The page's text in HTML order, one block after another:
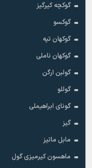
گوکچه کیرگیز
گوکسو
گوکهان تپه
گوکهان ناملی
گولبن ارگن
گوللو
گونای ابراهیملی
گیز
مابل ماتیز
ماهسون کیرمیزی گول